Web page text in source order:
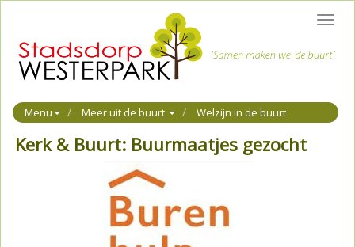
Menu Meer uit de buurt Welzijn in de buurt
Kerk & Buurt: Buurmaatjes gezocht